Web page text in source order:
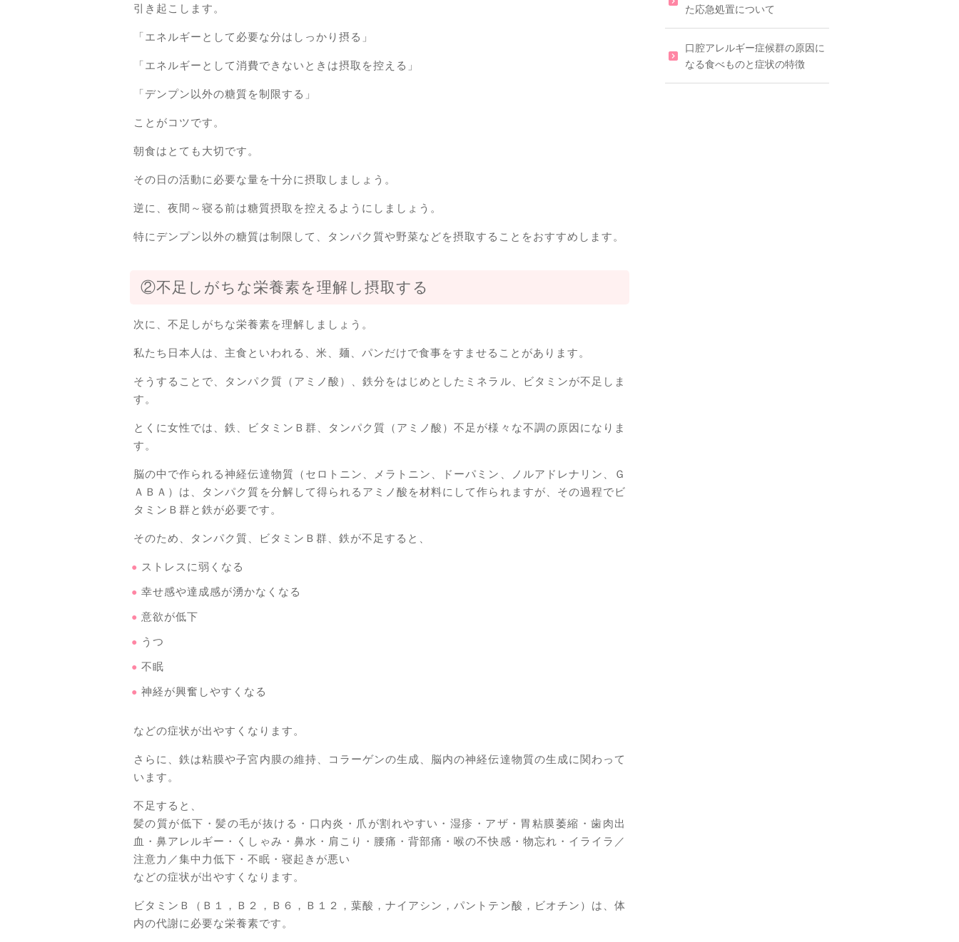
引き起こします。
「エネルギーとして必要な分はしっかり摂る」
「エネルギーとして消費できないときは摂取を控える」
「デンプン以外の糖質を制限する」
ことがコツです。
朝食はとても大切です。
その日の活動に必要な量を十分に摂取しましょう。
逆に、夜間～寝る前は糖質摂取を控えるようにしましょう。
特にデンプン以外の糖質は制限して、タンパク質や野菜などを摂取することをおすすめします。
②不足しがちな栄養素を理解し摂取する
次に、不足しがちな栄養素を理解しましょう。
私たち日本人は、主食といわれる、米、麺、パンだけで食事をすませることがあります。
そうすることで、タンパク質（アミノ酸）、鉄分をはじめとしたミネラル、ビタミンが不足しま
す。
とくに女性では、鉄、ビタミンＢ群、タンパク質（アミノ酸）不足が様々な不調の原因になりま
す。
脳の中で作られる神経伝達物質（セロトニン、メラトニン、ドーパミン、ノルアドレナリン、Ｇ
ＡＢＡ）は、タンパク質を分解して得られるアミノ酸を材料にして作られますが、その過程でビ
タミンＢ群と鉄が必要です。
そのため、タンパク質、ビタミンＢ群、鉄が不足すると、
ストレスに弱くなる
幸せ感や達成感が湧かなくなる
意欲が低下
うつ
不眠
神経が興奮しやすくなる
などの症状が出やすくなります。
さらに、鉄は粘膜や子宮内膜の維持、コラーゲンの生成、脳内の神経伝達物質の生成に関わって
います。
不足すると、
髪の質が低下・髪の毛が抜ける・口内炎・爪が割れやすい・湿疹・アザ・胃粘膜萎縮・歯肉出
血・鼻アレルギー・くしゃみ・鼻水・肩こり・腰痛・背部痛・喉の不快感・物忘れ・イライラ／
注意力／集中力低下・不眠・寝起きが悪い
などの症状が出やすくなります。
ビタミンＢ（Ｂ１，Ｂ２，Ｂ６，Ｂ１２，葉酸，ナイアシン，パントテン酸，ビオチン）は、体
内の代謝に必要な栄養素です。
た応急処置について
口腔アレルギー症候群の原因に
なる食べものと症状の特徴